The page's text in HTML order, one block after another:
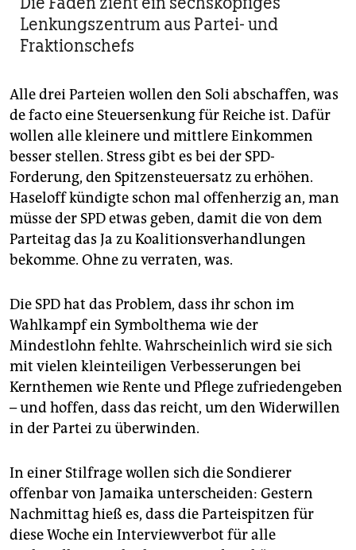
Lenkungszentrum aus Partei- und
Fraktionschefs
Alle drei Parteien wollen den Soli abschaffen, was
de facto eine Steuersenkung für Reiche ist. Dafür
wollen alle kleinere und mittlere Einkommen
besser stellen. Stress gibt es bei der SPD-
Forderung, den Spitzensteuersatz zu erhöhen.
Haseloff kündigte schon mal offenherzig an, man
müsse der SPD etwas geben, damit die von dem
Parteitag das Ja zu Koali­tions­verhandlungen
bekomme. Ohne zu verraten, was.
Die SPD hat das Problem, dass ihr schon im
Wahlkampf ein Symbolthema wie der
Mindestlohn fehlte. Wahrscheinlich wird sie sich
mit vielen kleinteiligen Verbesserungen bei
Kernthemen wie Rente und Pflege zufriedengeben
– und hoffen, dass das reicht, um den Widerwillen
in der Partei zu überwinden.
In einer Stilfrage wollen sich die Sondierer
offenbar von Jamaika unterscheiden: Gestern
Nachmittag hieß es, dass die Parteispitzen für
diese Woche ein Interviewverbot für alle